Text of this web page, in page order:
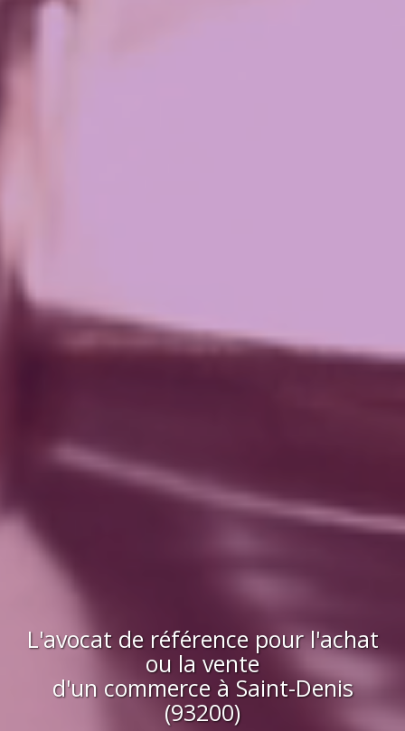
L'avocat de référence pour l'achat
ou la vente
d'un commerceà Saint-Denis
(93200)